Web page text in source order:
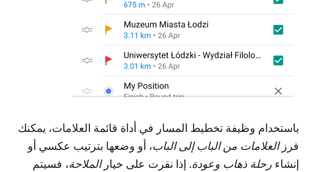
باستخدام وظيفة تخطيط المسار في أداة قائمة العلامات، يمكنك
فرزالعلامات من الباب إلى الباب، أو وضعها بترتيب عكسي أو
إنشاء رحلة ذهاب وعودة. إذا نقرت على خيارالملاحة، فسيتم